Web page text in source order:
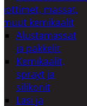
massat,
muut kemikaalit
Alustamassat
ja pakkelit
Kemikaalit,
sprayt ja
silikonit
Lasi ja